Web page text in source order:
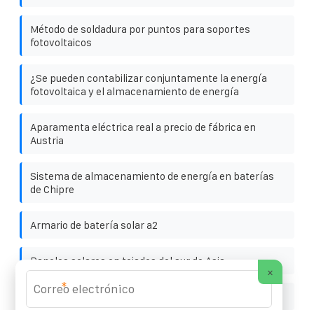
Método de soldadura por puntos para soportes
fotovoltaicos
¿Se pueden contabilizar conjuntamente la energía
fotovoltaica y el almacenamiento de energía
Aparamenta eléctrica real a precio de fábrica en
Austria
Sistema de almacenamiento de energía en baterías
de Chipre
Armario de batería solar a2
Paneles solares en tejados del sur de Asia
Inversores solares fotovoltaicos en Angola
×
*